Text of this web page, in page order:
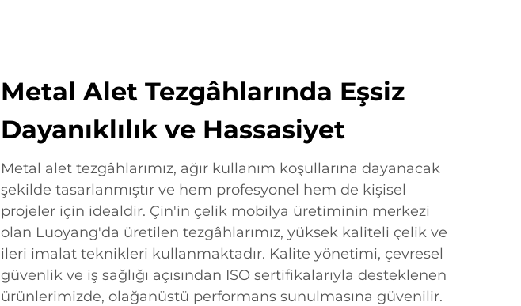
Metal Alet Tezgâhlarında Eşsiz
Dayanıklılık ve Hassasiyet
Metal alet tezgâhlarımız, ağır kullanım koşullarına dayanacak
şekilde tasarlanmıştır ve hem profesyonel hem de kişisel
projeler için idealdir. Çin'in çelik mobilya üretiminin merkezi
olan Luoyang'da üretilen tezgâhlarımız, yüksek kaliteli çelik ve
ileri imalat teknikleri kullanmaktadır. Kalite yönetimi, çevresel
güvenlik ve iş sağlığı açısından ISO sertifikalarıyla desteklenen
ürünlerimizde, olağanüstü performans sunulmasına güvenilir.